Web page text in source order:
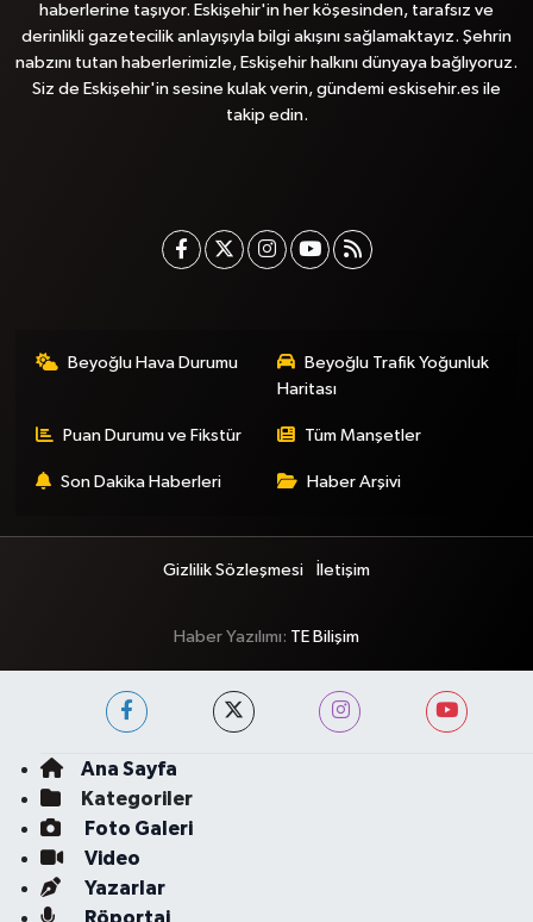
haberlerine taşıyor. Eskişehir'in her köşesinden, tarafsız ve
derinlikli gazetecilik anlayışıyla bilgi akışını sağlamaktayız. Şehrin
nabzını tutan haberlerimizle, Eskişehir halkını dünyaya bağlıyoruz.
Siz de Eskişehir'in sesine kulak verin, gündemi eskisehir.es ile
takip edin.
Beyoğlu Hava Durumu
Beyoğlu Trafik Yoğunluk
Haritası
Puan Durumu ve Fikstür Tüm Manşetler
Son Dakika Haberleri Haber Arşivi
Gizlilik Sözleşmesi İletişim
Haber Yazılımı: TE Bilişim
Ana Sayfa
Kategoriler
Foto Galeri
Video
Yazarlar
Röportaj